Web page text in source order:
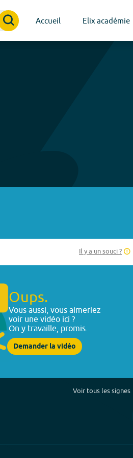
Accueil Elix académie
Il y a un souci ?
Oups.
Vous aussi, vous aimeriez
voir une vidéo ici ?
On y travaille, promis.
Demander la vidéo
Voir tous les signes